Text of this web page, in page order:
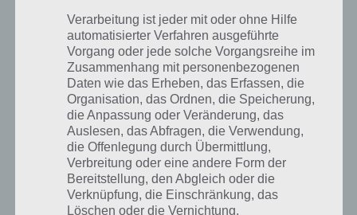
zerbricht und du an das Glas gelangst.
Verarbeitung ist jeder mit oder ohne Hilfe
automatisierter Verfahren ausgeführte
Vorgang oder jede solche Vorgangsreihe im
Zusammenhang mit personenbezogenen
Daten wie das Erheben, das Erfassen, die
Organisation, das Ordnen, die Speicherung,
die Anpassung oder Veränderung, das
Auslesen, das Abfragen, die Verwendung,
die Offenlegung durch Übermittlung,
Verbreitung oder eine andere Form der
Bereitstellung, den Abgleich oder die
Verknüpfung, die Einschränkung, das
Löschen oder die Vernichtung.